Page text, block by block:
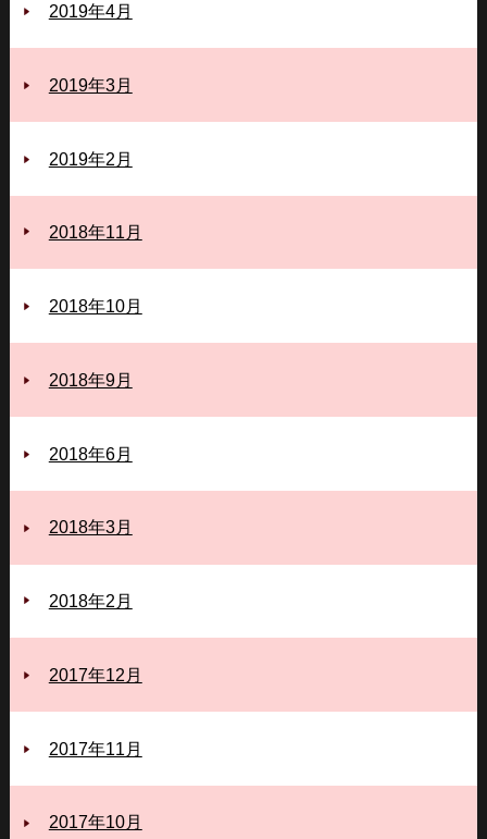
2019年4月
2019年3月
2019年2月
2018年11月
2018年10月
2018年9月
2018年6月
2018年3月
2018年2月
2017年12月
2017年11月
2017年10月